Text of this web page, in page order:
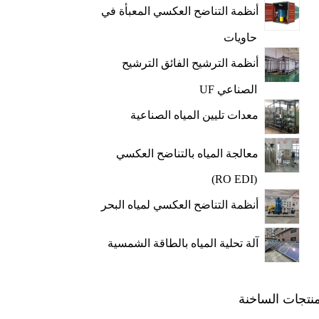
أنظمة التناضح العكسي المعبأة في
حاويات
أنظمة الترشيح الفائق الترشيح
الصناعي UF
معدات تليين المياه الصناعية
معالجة المياه بالتناضح العكسي
(RO EDI)
أنظمة التناضح العكسي لمياه البحر
آلة تحلية المياه بالطاقة الشمسية
الساخنة